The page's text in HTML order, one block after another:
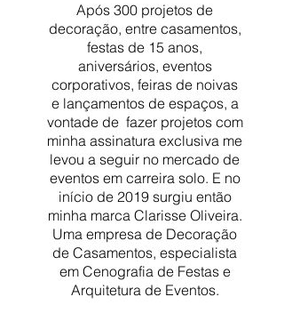
Após 300 projetos de
decoração, entre casamentos,
festas de 15 anos,
aniversários, eventos
corporativos, feiras de noivas
e lançamentos de espaços, a
vontade de fazer projetos com
minha assinatura exclusiva me
levou a seguir no mercado de
eventos em carreira solo. E no
início de 2019 surgiu então
minha marca Clarisse Oliveira.
Uma empresa de Decoração
de Casamentos, especialista
em Cenografia de Festas e
Arquitetura de Eventos.